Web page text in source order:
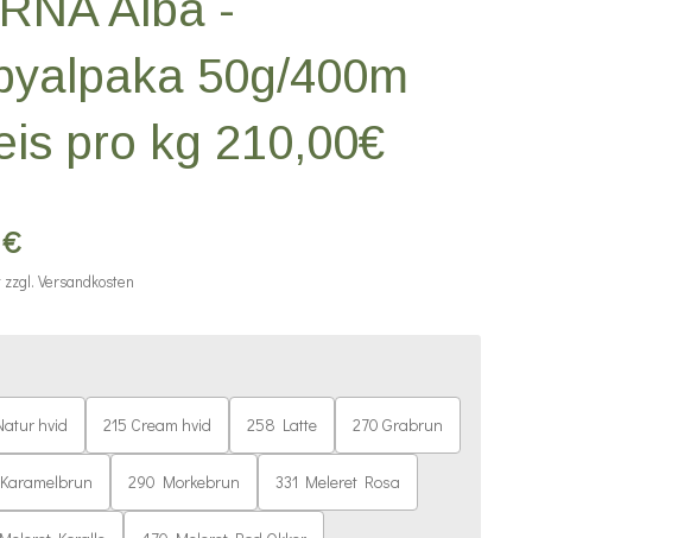
50g/400m
pro kg 210,00€
Versandkosten
hvid 215 Cream hvid 258 Latte 270 Grabrun
290 Morkebrun 331 Meleret Rosa